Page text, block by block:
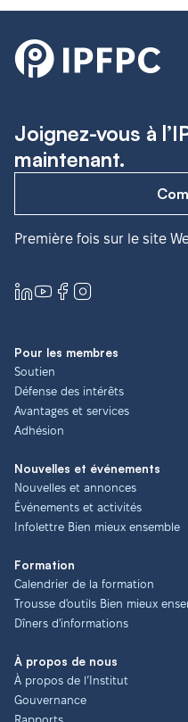
Joignez-vous à
maintenant.
Première fois sur le site
Pour les membres
Soutien
Défense des intérêts
Avantages et services
Adhésion
Nouvelles et événements
Nouvelles et annonces
Événements et activités
Infolettre Bien mieux ensemble
Formation
Calendrier de la formation
Trousse d'outils Bien mieux
Dîners d'informations
À propos de nous
À propos de l’Institut
Gouvernance
Rapports